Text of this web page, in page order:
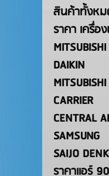
สินค้าทั้งห
ราคา เครื่อ
DAIKIN
CARRIER
CENTRAL
SAMSUNG
SAIJO
ราคาแอร์